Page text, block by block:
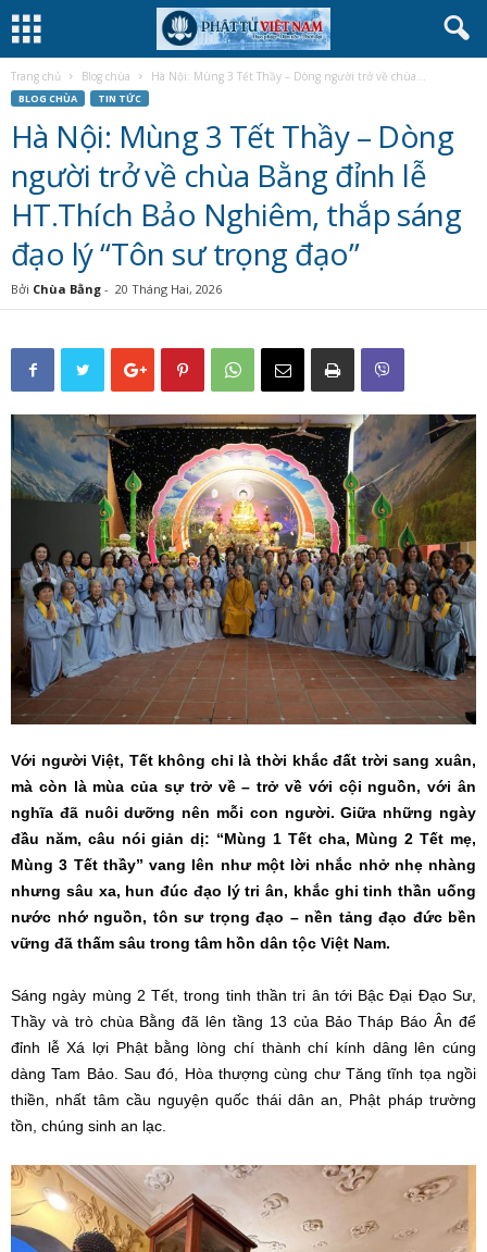
Trang chủ Blog chùa Hà Nội: Mùng 3 Tết Thầy – Dòng người trở về chùa...
BLOG CHÙA TIN TỨC
Hà Nội: Mùng 3 Tết Thầy – Dòng
người trở về chùa Bằng đỉnh lễ
HT.Thích Bảo Nghiêm, thắp sáng
đạo lý “Tôn sư trọng đạo”
Bởi Chùa Bằng - 20 Tháng Hai, 2026
Với người Việt, Tết không chỉ là thời khắc đất trời sang xuân,
mà còn là mùa của sự trở về – trở về với cội nguồn, với ân
nghĩa đã nuôi dưỡng nên mỗi con người. Giữa những ngày
đầu năm, câu nói giản dị: “Mùng 1 Tết cha, Mùng 2 Tết mẹ,
Mùng 3 Tết thầy” vang lên như một lời nhắc nhở nhẹ nhàng
nhưng sâu xa, hun đúc đạo lý tri ân, khắc ghi tinh thần uống
nước nhớ nguồn, tôn sư trọng đạo – nền tảng đạo đức bền
vững đã thấm sâu trong tâm hồn dân tộc Việt Nam.
Sáng ngày mùng 2 Tết, trong tinh thần tri ân tới Bậc Đại Đạo Sư,
Thầy và trò chùa Bằng đã lên tầng 13 của Bảo Tháp Báo Ân để
đỉnh lễ Xá lợi Phật bằng lòng chí thành chí kính dâng lên cúng
dàng Tam Bảo. Sau đó, Hòa thượng cùng chư Tăng tĩnh tọa ngồi
thiền, nhất tâm cầu nguyện quốc thái dân an, Phật pháp trường
tồn, chúng sinh an lạc.